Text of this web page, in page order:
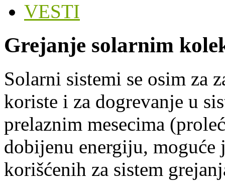
VESTI
Grejanje solarnim
Solarni sistemi se osim za
koriste i za dogrevanje u
prelaznim mesecima
dobijenu energiju, moguće
korišćenih za sistem